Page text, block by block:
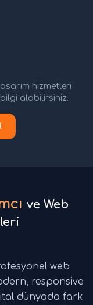
hizmetleri
alabilirsiniz.
ve Web
web
responsive
dünyada fark